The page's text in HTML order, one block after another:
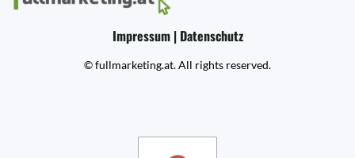
Impressum | Datenschutz
© fullmarketing.at. All rights reserved.